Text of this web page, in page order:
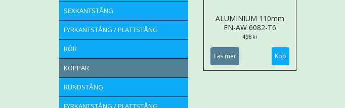
SEXKANTSTÅNG
FYRKANTSTÅNG / PLATTSTÅNG
RÖR
KOPPAR
RUNDSTÅNG
FYRKANTSTÅNG / PLATTSTÅNG
ALUMINIUM 110mm
EN-AW 6082-T6
498 kr
Läs mer Köp